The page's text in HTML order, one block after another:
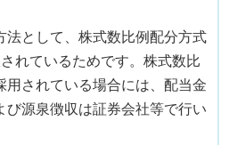
法として、株式数比例配分方式
されているためです。株式数比
用されている場合には、配当金
び源泉徴収は証券会社等で行い